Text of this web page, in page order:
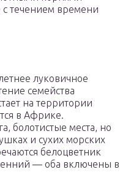
течением времени
луковичное
семейства
на территории
в Африке.
болотистые места, но
и сухих морских
белоцветник
— оба включены в